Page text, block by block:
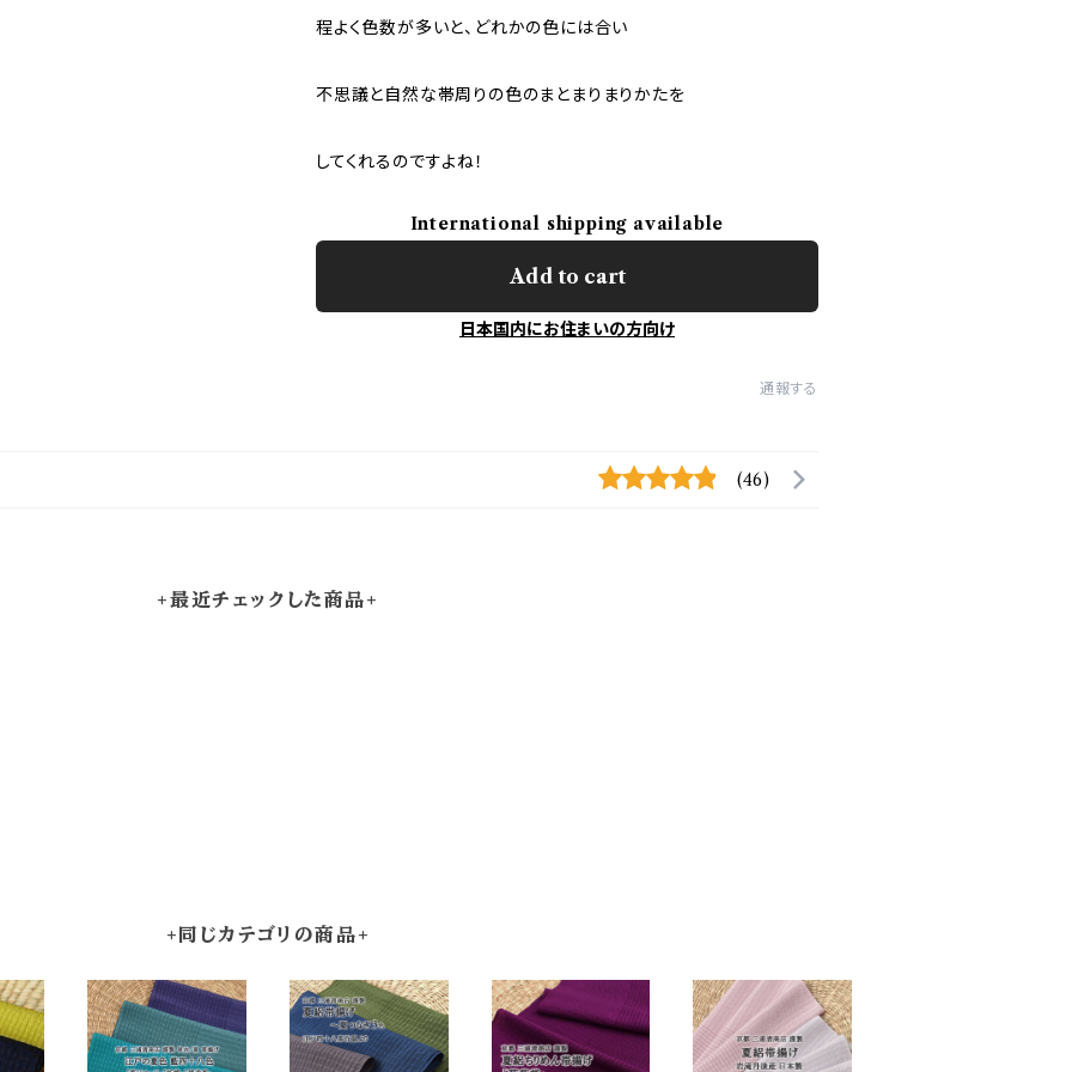
程よく色数が多いと、どれかの色には合い
不思議と自然な帯周りの色のまとまりまりかたを
してくれるのですよね！
International shipping available
Add to cart
日本国内にお住まいの方向け
通報する
(46)
+最近チェックした商品+
+同じカテゴリの商品+